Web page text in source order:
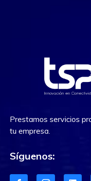
Prestamos servicios
tu empresa.
Síguenos: